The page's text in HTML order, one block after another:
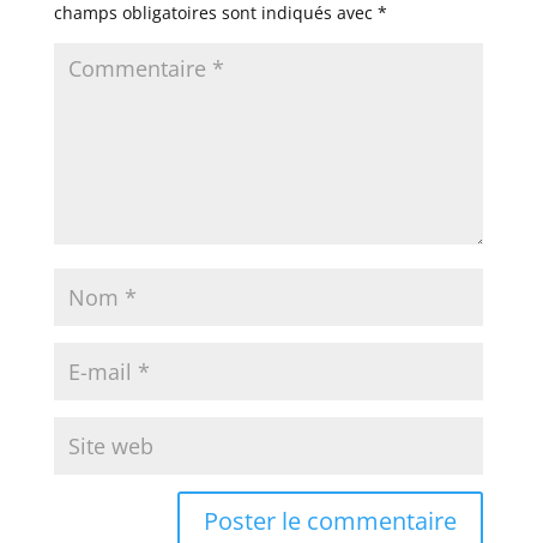
champs obligatoires sont indiqués avec *